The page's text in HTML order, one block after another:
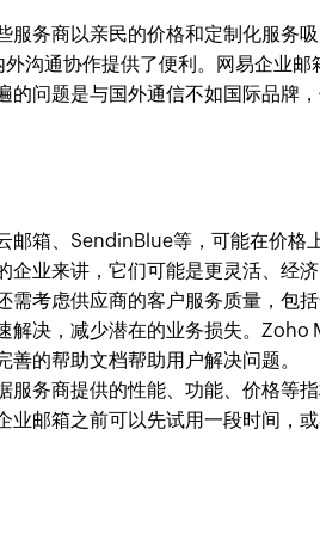
服务商以亲民的价格和定制化服务吸
沟通协作提供了便利。网易企业邮
的问题是与国外通信不如国际品牌
箱、SendinBlue等，可能在价格
业来讲，它们可能是更灵活、经济
考虑供应商的客户服务质量，包
解决，减少潜在的业务损失。Zoho
的帮助文档帮助用户解决问题。
务商提供的性能、功能、价格等
业邮箱之前可以先试用一段时间，